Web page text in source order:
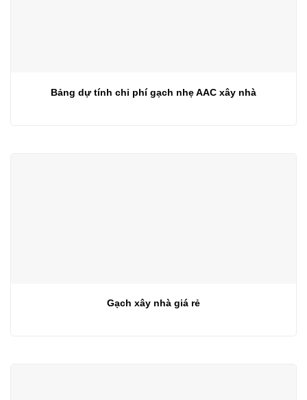
Bảng dự tính chi phí gạch nhẹ AAC xây nhà
Gạch xây nhà giá rẻ